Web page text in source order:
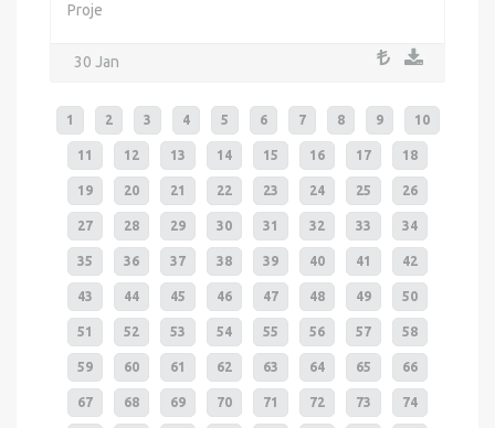
Proje
30 Jan
1 2 3 4 5 6 7 8 9 10
11 12 13 14 15 16 17 18
19 20 21 22 23 24 25 26
27 28 29 30 31 32 33 34
35 36 37 38 39 40 41 42
43 44 45 46 47 48 49 50
51 52 53 54 55 56 57 58
59 60 61 62 63 64 65 66
67 68 69 70 71 72 73 74